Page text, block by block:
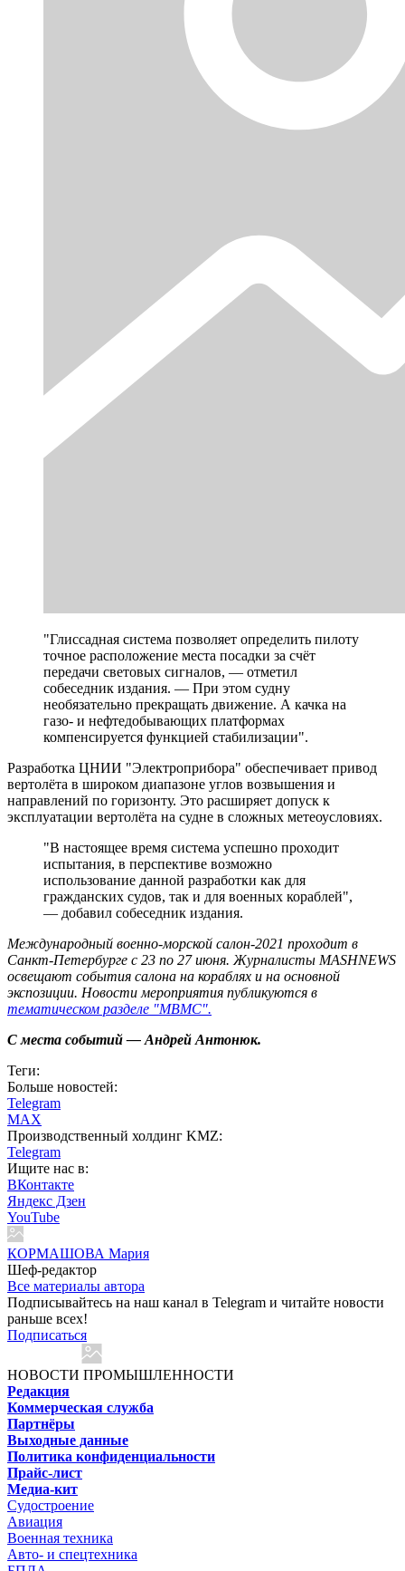
"Глиссадная система позволяет определить пилоту
точное расположение места посадки за счёт
передачи световых сигналов, — отметил
собеседник издания. — При этом судну
необязательно прекращать движение. А качка на
газо- и нефтедобывающих платформах
компенсируется функцией стабилизации".
Разработка ЦНИИ "Электроприбора" обеспечивает привод
вертолёта в широком диапазоне углов возвышения и
направлений по горизонту. Это расширяет допуск к
эксплуатации вертолёта на судне в сложных метеоусловиях.
"В настоящее время система успешно проходит
испытания, в перспективе возможно
использование данной разработки как для
гражданских судов, так и для военных кораблей",
— добавил собеседник издания.
Международный военно-морской салон-2021 проходит в
Санкт-Петербурге с 23 по 27 июня. Журналисты MASHNEWS
освещают события салона на кораблях и на основной
экспозиции. Новости мероприятия публикуются в
тематическом разделе "МВМС".
С места событий — Андрей Антонюк.
Теги:
Больше новостей:
Telegram
MAX
Производственный холдинг KMZ:
Telegram
Ищите нас в:
ВКонтакте
Яндекс Дзен
YouTube
КОРМАШОВА Мария
Шеф-редактор
Все материалы автора
Подписывайтесь на наш канал в Telegram и читайте новости
раньше всех!
Подписаться
НОВОСТИ ПРОМЫШЛЕННОСТИ
Редакция
Коммерческая служба
Партнёры
Выходные данные
Политика конфиденциальности
Прайс-лист
Медиа-кит
Судостроение
Авиация
Военная техника
Авто- и спецтехника